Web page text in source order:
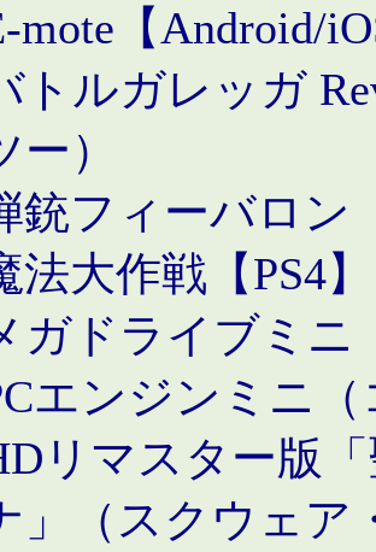
mote【Android/
トルガレッガ
ー）
銃フィーバロン
法大作戦【PS4
ガドライブミニ
エンジンミニ
リマスター版
」（スクウェア